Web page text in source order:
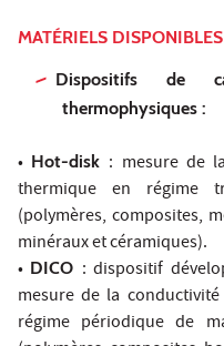
MATÉRIELS DISPONIBLES
Dispositifs de
thermophysiques :
• Hot-disk : mesure de
thermique en régime
(polymères, composites,
minéraux et céramiques).
• DICO : dispositif
mesure de la
régime périodique de